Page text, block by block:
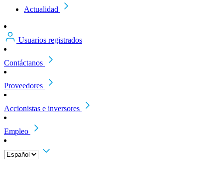
Actualidad
Usuarios registrados
Contáctanos
Proveedores
Accionistas e inversores
Empleo